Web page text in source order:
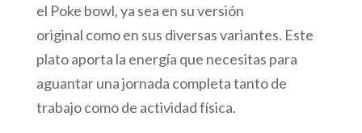
el Poke bowl, ya sea en su versión
original como en sus diversas variantes. Este
plato aporta la energía que necesitas para
aguantar una jornada completa tanto de
trabajo como de actividad física.